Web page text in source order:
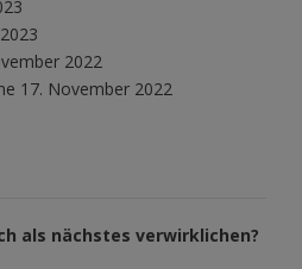
2022
17. November 2022
als nächstes verwirklichen?